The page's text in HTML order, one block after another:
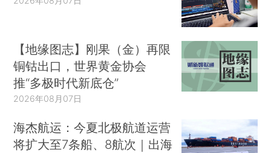
【地缘图志】刚果（金）再限
铜钴出口，世界黄金协会
推“多极时代新底仓”
2026年08月07日
海杰航运：今夏北极航道运营
将扩大至7条船、8航次｜出海